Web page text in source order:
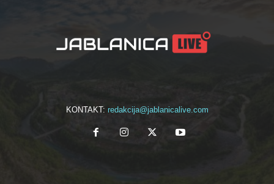
KONTAKT: redakcija@jablanicalive.com